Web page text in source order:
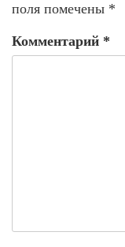
поля помечены *
Комментарий *